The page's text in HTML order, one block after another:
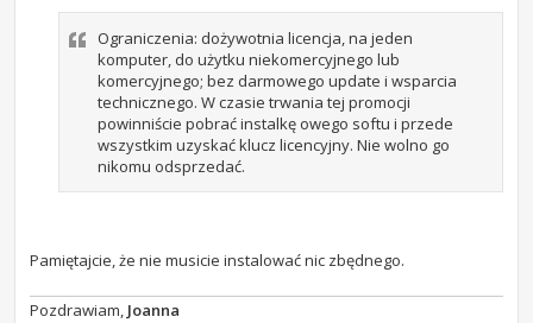
Ograniczenia: dożywotnia licencja, na jeden
komputer, do użytku niekomercyjnego lub
komercyjnego; bez darmowego update i wsparcia
technicznego. W czasie trwania tej promocji
powinniście pobrać instalkę owego softu i przede
wszystkim uzyskać klucz licencyjny. Nie wolno go
nikomu odsprzedać.
Pamiętajcie, że nie musicie instalować nic zbędnego.
Pozdrawiam, Joanna